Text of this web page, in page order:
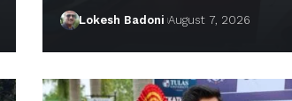
Lokesh Badoni August 7, 2026